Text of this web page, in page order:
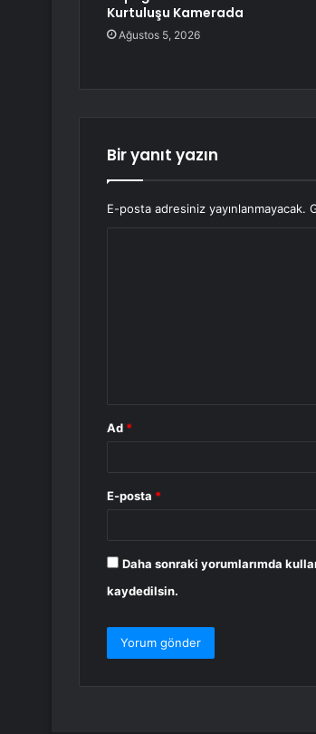
Kurtuluşu Kamerada
Ağustos 5, 2026
Bir yanıt yazın
E-posta adresiniz yayınlanmayacak.
Ad *
E-posta *
Daha sonraki yorumlarımda
kaydedilsin.